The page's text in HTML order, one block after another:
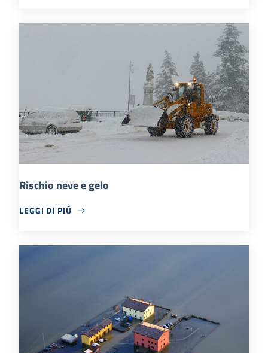
Rischio neve e gelo
LEGGI DI PIÙ